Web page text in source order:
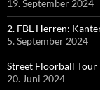
19. September 2024
2. FBL Herren:
5. September 2024
Street Floorball
20. Juni 2024